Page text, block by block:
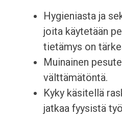
Hygieniasta ja
joita käytetään
tietämys on
Muinainen
välttämätöntä.
Kyky käsitellä
jatkaa fyysistä